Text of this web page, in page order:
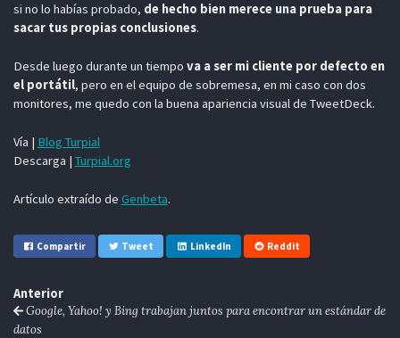
si no lo habías probado, de hecho bien merece una prueba para
sacar tus propias conclusiones.
Desde luego durante un tiempo va a ser mi cliente por defecto en
el portátil, pero en el equipo de sobremesa, en mi caso con dos
monitores, me quedo con la buena apariencia visual de TweetDeck.
Vía | Blog Turpial
Descarga | Turpial.org
Artículo extraído de Genbeta.
Compartir Tweet LinkedIn Reddit
Anterior
Google, Yahoo! y Bing trabajan juntos para encontrar un estándar de
datos